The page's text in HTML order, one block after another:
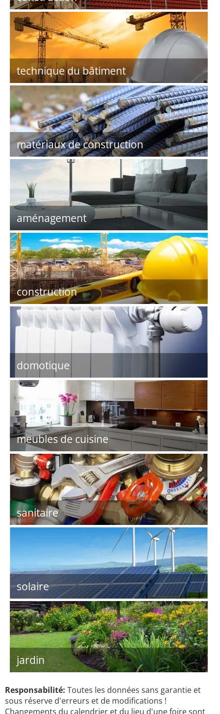
technique du bâtiment
matériaux de construction
aménagement
construction
domotique
meubles de cuisine
sanitaire
solaire
jardin
Responsabilité: Toutes les données sans garantie et
sous réserve d'erreurs et de modifications !
Changements du calendrier et du lieu d'une foire sont